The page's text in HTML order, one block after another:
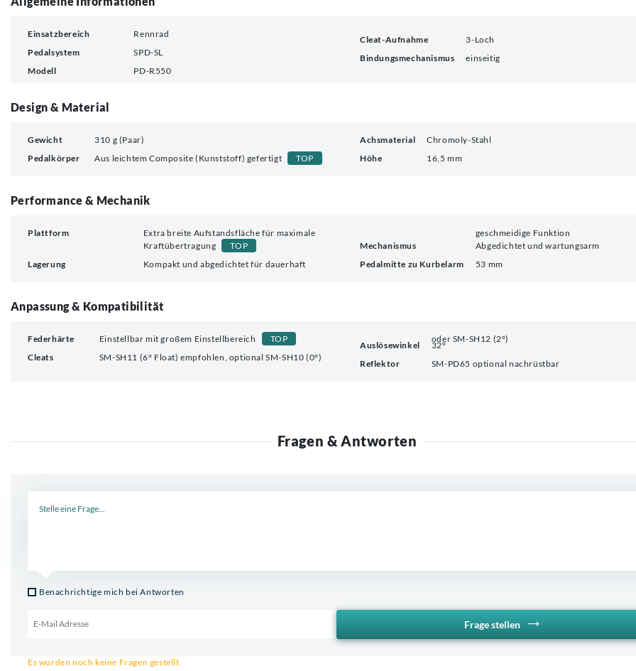
Einsatzbereich
Rennrad
Pedalsystem
SPD-SL
Modell
PD-R550
Cleat-Aufnahme
3-Loch
Bindungsmechanismus
einseitig
Design & Material
Gewicht
310 g (Paar)
Pedalkörper
Aus leichtem Composite (Kunststoff) gefertigt TOP
Achsmaterial
Chromoly-Stahl
Höhe
16,5 mm
Performance & Mechanik
Plattform
Extra breite Aufstandsfläche für maximale
Kraftübertragung
TOP
Lagerung
Kompakt und abgedichtet für dauerhaft
geschmeidige Funktion
Mechanismus
Abgedichtet und wartungsarm
Pedalmitte zu Kurbelarm
53 mm
Anpassung & Kompatibilität
Federhärte Einstellbar mit großem Einstellbereich
TOP
Cleats
SM-SH11 (6° Float) empfohlen, optional SM-SH10 (0°)
oder SM-SH12 (2°)
Auslösewinkel
32°
Reflektor
SM-PD65 optional nachrüstbar
Fragen & Antworten
Benachrichtige mich bei Antworten
Frage stellen
Es wurden noch keine Fragen gestellt.